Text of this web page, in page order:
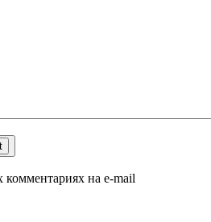
на e-mail